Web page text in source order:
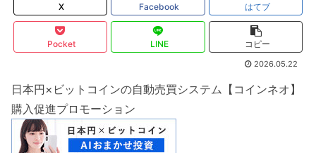
X Facebook はてブ
Pocket LINE コピー
2026.05.22
日本円×ビットコインの自動売買システム【コインネオ】
購入促進プロモーション